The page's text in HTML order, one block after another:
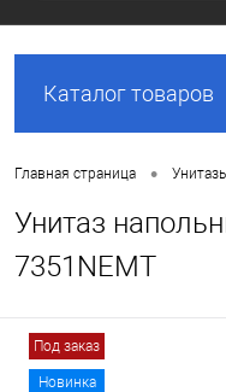
Каталог товаров
Главная страница •
Унитаз
7351NEMT
Под заказ
Новинка